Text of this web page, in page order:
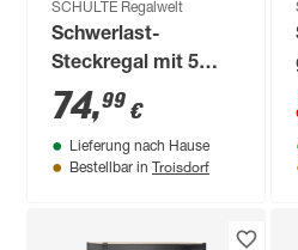
SCHULTE Regalwelt
Schwerlast-
Steckregal mit 5
Böden à 200 kg
Traglast, schwarz
180 x 140 x 50 cm
74,99 €
Lieferung nach Hause
Bestellbar in Troisdorf